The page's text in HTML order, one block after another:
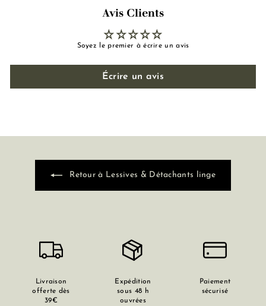
Avis Clients
Soyez le premier à écrire un avis
Écrire un avis
Retour à Lessives & Détachants linge
Livraison
offerte dès
39€
Expédition
sous 48 h
ouvrées
Paiement
sécurisé